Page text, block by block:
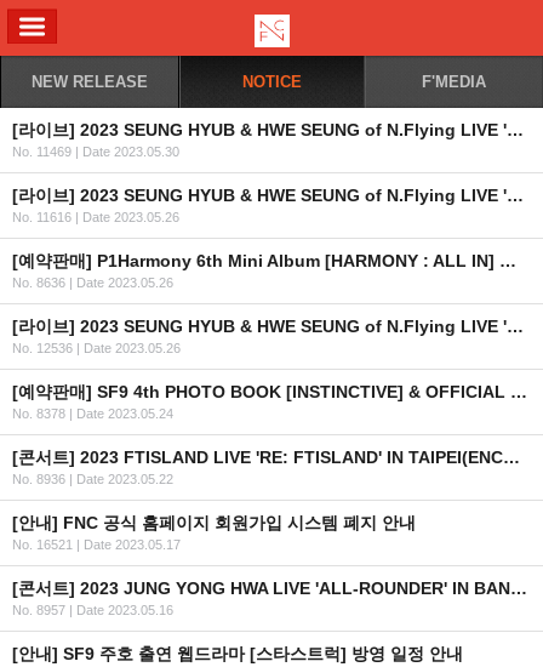
NEW RELEASE NOTICE F'MEDIA
[라이브] 2023 SEUNG HYUB & HWE SEUNG of N.Flying LIVE 'FOREST OF 2RAVELERS' IN TAIPEI 개최 안내
No. 11469 | Date 2023.05.30
[라이브] 2023 SEUNG HYUB & HWE SEUNG of N.Flying LIVE 'FOREST OF 2RAVELERS' IN HONG KONG 개최 안내
No. 11616 | Date 2023.05.26
[예약판매] P1Harmony 6th Mini Album [HARMONY : ALL IN] 예약 판매 안내
No. 8636 | Date 2023.05.26
[라이브] 2023 SEUNG HYUB & HWE SEUNG of N.Flying LIVE 'FOREST OF 2RAVELERS' 투어 개최 안내
No. 12536 | Date 2023.05.26
[예약판매] SF9 4th PHOTO BOOK [INSTINCTIVE] & OFFICIAL MD 예약판매 안내
No. 8378 | Date 2023.05.24
[콘서트] 2023 FTISLAND LIVE 'RE: FTISLAND' IN TAIPEI(ENCORE) 안내
No. 8936 | Date 2023.05.22
[안내] FNC 공식 홈페이지 회원가입 시스템 폐지 안내
No. 16521 | Date 2023.05.17
[콘서트] 2023 JUNG YONG HWA LIVE 'ALL-ROUNDER' IN BANGKOK 2차 안내
No. 8957 | Date 2023.05.16
[안내] SF9 주호 출연 웹드라마 [스타스트럭] 방영 일정 안내